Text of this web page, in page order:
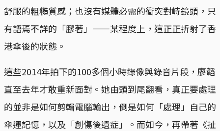
舒服的粗糙質感；也沒有媒體必需的衝突對峙鏡頭，只
有語焉不詳的「膠著」——某程度上，這正正折射了香
港傘後的狀態。
這些2014年拍下的100多個小時錄像與錄音片段，廖韜
直至去年才敢重新面對。她由頭到尾翻看，真正要處理
的並非是如何剪輯電腦輸出，倒是如何「處理」自己的
傘運記憶，以及「創傷後遺症」。而如今，再帶著《扯